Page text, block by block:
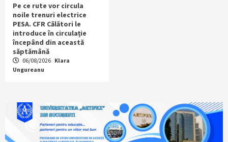
Pe ce rute vor circula
noile trenuri electrice
PESA. CFR Călători le
introduce în circulație
începând din această
săptămână
06/08/2026 Klara
Ungureanu